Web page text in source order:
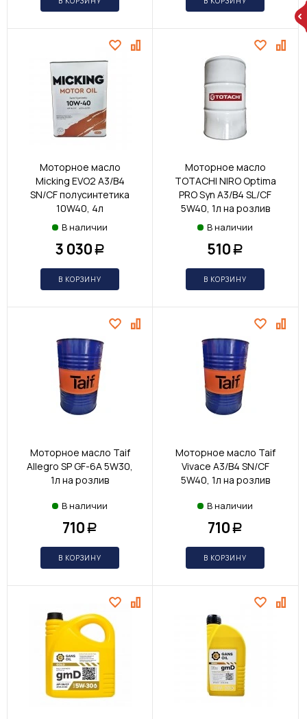
Моторное масло
Micking EVO2 A3/B4
SN/CF полусинтетика
10W40, 4л
В наличии
3 030 Р
В КОРЗИНУ
Моторное масло
TOTACHI NIRO Optima
PRO Syn A3/B4 SL/CF
5W40, 1л на розлив
В наличии
510 Р
В КОРЗИНУ
Моторное масло Taif
Allegro SP GF-6A 5W30,
1л на розлив
В наличии
710 Р
В КОРЗИНУ
Моторное масло Taif
Vivace A3/B4 SN/CF
5W40, 1л на розлив
В наличии
710 Р
В КОРЗИНУ